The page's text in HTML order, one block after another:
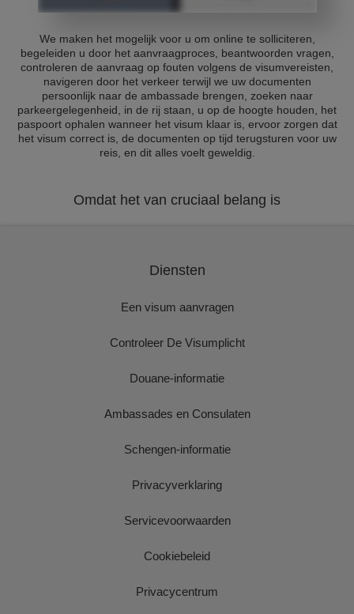
We maken het mogelijk voor u om online te solliciteren,
begeleiden u door het aanvraagproces, beantwoorden vragen,
controleren de aanvraag op fouten volgens de visumvereisten,
navigeren door het verkeer terwijl we uw documenten
persoonlijk naar de ambassade brengen, zoeken naar
parkeergelegenheid, in de rij staan, u op de hoogte houden, het
paspoort ophalen wanneer het visum klaar is, ervoor zorgen dat
het visum correct is, de documenten op tijd terugsturen voor uw
reis, en dit alles voelt geweldig.
Omdat het van cruciaal belang is
Diensten
Een visum aanvragen
Controleer De Visumplicht
Douane-informatie
Ambassades en Consulaten
Schengen-informatie
Privacyverklaring
Servicevoorwaarden
Cookiebeleid
Privacycentrum